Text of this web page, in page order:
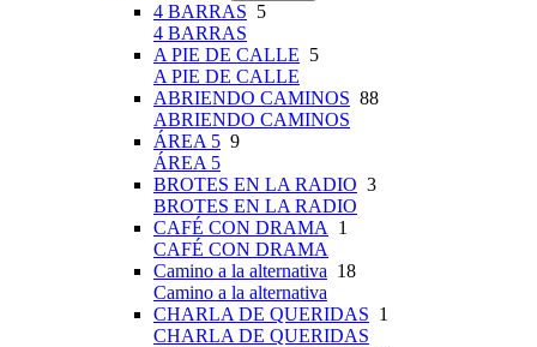
4 BARRAS 5
4 BARRAS
A PIE DE CALLE 5
A PIE DE CALLE
ABRIENDO CAMINOS 88
ABRIENDO CAMINOS
ÁREA 5 9
ÁREA 5
BROTES EN LA RADIO 3
BROTES EN LA RADIO
CAFÉ CON DRAMA
1
CAFÉ CON DRAMA
Camino a la alternativa 18
Camino a la alternativa
CHARLA DE QUERIDAS 1
CHARLA DE QUERIDAS